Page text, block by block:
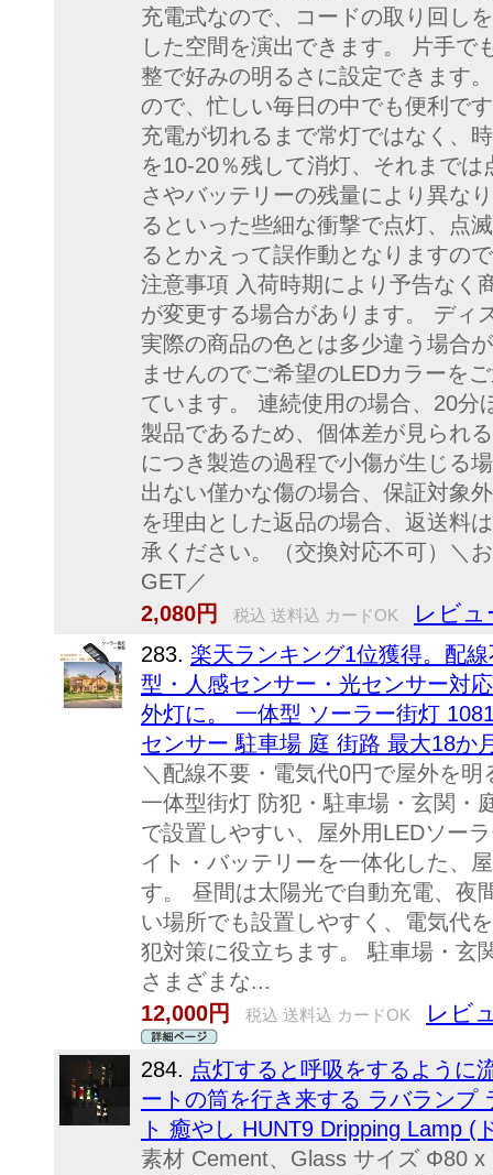
充電式なので、コードの取り回し
した空間を演出できます。 片手で
整で好みの明るさに設定できます
ので、忙しい毎日の中でも便利で
充電が切れるまで常灯ではなく、
を10-20％残して消灯、それまで
さやバッテリーの残量により異な
るといった些細な衝撃で点灯、点
るとかえって誤作動となりますの
注意事項 入荷時期により予告なく
が変更する場合があります。 ディ
実際の商品の色とは多少違う場合
ませんのでご希望のLEDカラーを
ています。 連続使用の場合、20分
製品であるため、個体差が見られ
につき製造の過程で小傷が生じる
出ない僅かな傷の場合、保証対象
を理由とした返品の場合、返送料
承ください。（交換対応不可）＼
GET／
2,080円
税込 送料込 カードOK レビュ
283. 楽天ランキング1位獲得。配
型・人感センサー・光センサー対
外灯に。 一体型 ソーラー街灯
センサー 駐車場 庭 街路 最大18か
＼配線不要・電気代0円で屋外を
一体型街灯 防犯・駐車場・玄関・
で設置しやすい、屋外用LEDソー
イト・バッテリーを一体化した、
す。 昼間は太陽光で自動充電、夜
い場所でも設置しやすく、電気代
犯対策に役立ちます。 駐車場・玄
さまざまな...
12,000円
税込 送料込 カードOK レビ
284. 点灯すると呼吸をするように
ートの筒を行き来する ラバランプ
ト 癒やし HUNT9 Dripping Lamp (
素材 Cement、Glass サイズ Φ80